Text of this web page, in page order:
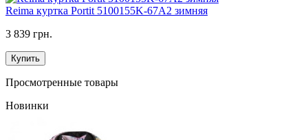
Reima куртка Portit 5100155K-67A2 зимняя
3 839 грн.
Купить
Просмотренные товары
Новинки